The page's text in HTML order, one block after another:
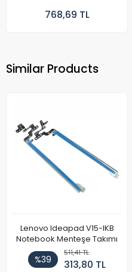
768,69 TL
Similar Products
Lenovo Ideapad V15-IKB
Notebook Menteşe Takımı
%39
511,41 TL
313,80 TL